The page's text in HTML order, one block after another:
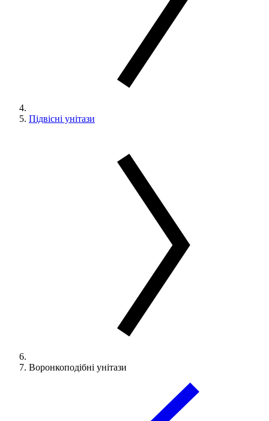
Підвісні унітази
Воронкоподібні унітази